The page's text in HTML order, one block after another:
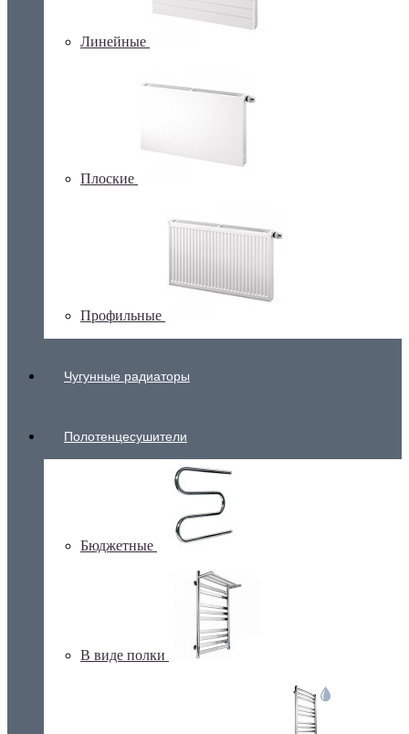
Линейные
Плоские
Профильные
Чугунные радиаторы
Полотенцесушители
Бюджетные
В виде полки